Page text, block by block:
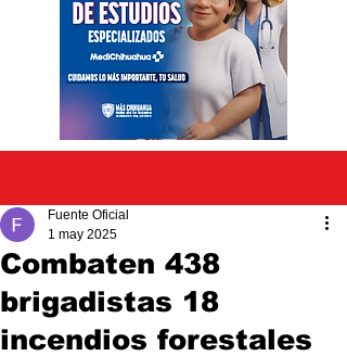
Combaten 438
brigadistas 18
incendios forestales
Fuente Oficial
1 may 2025